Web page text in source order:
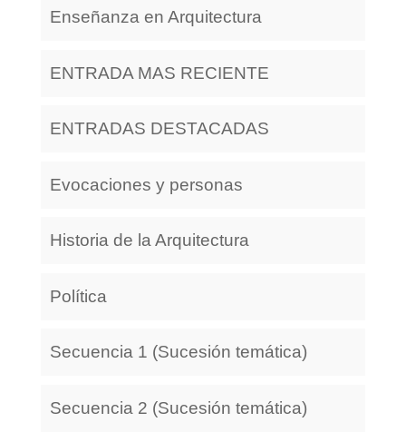
Enseñanza en Arquitectura
ENTRADA MAS RECIENTE
ENTRADAS DESTACADAS
Evocaciones y personas
Historia de la Arquitectura
Política
Secuencia 1 (Sucesión temática)
Secuencia 2 (Sucesión temática)